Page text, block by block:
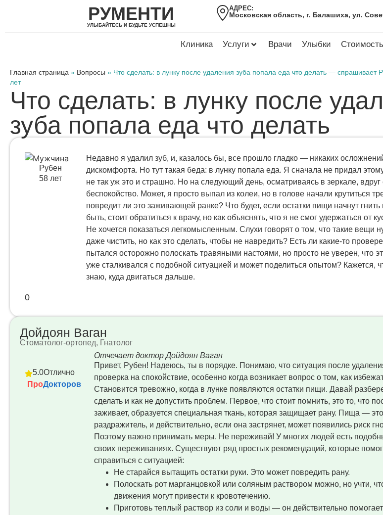
РУМЕНТИ
УЛЫБАЙТЕСЬ И БУДЬТЕ УСПЕШНЫ
АДРЕС:
Московская область, г. Балашиха, ул.
Клиника Услуги Врачи Улыбки Стоимость
Главная страница » Вопросы » Что сделать: в лунку после удаления зуба попала еда что делать — спрашивает
лет
Что сделать: в лунку после
зуба попала еда что делать
Рубен
58 лет
Недавно я удалил зуб, и, казалось бы, все прошло гладко — никаких
дискомфорта. Но тут такая беда: в лунку попала еда. Я сначала не придал
не так уж это и страшно. Но на следующий день, осматриваясь в зеркале, вдруг
беспокойство. Может, я просто выпал из колеи, но в голове начали крутиться
повредит ли это заживающей ранке? Что будет, если остатки пищи начнут
быть, стоит обратиться к врачу, но как объяснять, что я не смог удержаться от
Не хочется показаться легкомысленным. Слухи говорят о том, что такие вещи
даже чистить, но как это сделать, чтобы не навредить? Есть ли какие-то
пытался осторожно полоскать травяными настоями, но просто не уверен, что
уже сталкивался с подобной ситуацией и может поделиться опытом? Кажется,
знаю, куда двигаться дальше.
0
Дойдоян Ваган
Стоматолог-ортопед, Гнатолог
5.0Отлично
ПроДокторов
Отчечает доктор Дойдоян Ваган
Привет, Рубен! Надеюсь, ты в порядке. Понимаю, что ситуация после
проверка на спокойствие, особенно когда возникает вопрос о том, как
Становится тревожно, когда в лунке появляются остатки пищи. Давай
сделать и как не допустить проблем. Первое, что стоит помнить, это то, что
заживает, образуется специальная ткань, которая защищает рану. Пища —
раздражитель, и действительно, если она застрянет, может появились риск
Поэтому важно принимать меры. Не переживай! У многих людей есть
своих переживаниях. Существуют ряд простых рекомендаций, которые
справиться с ситуацией:
Не старайся вытащить остатки руки. Это может повредить рану.
Полоскать рот марганцовкой или соляным раствором можно, но учти,
движения могут привести к кровотечению.
Приготовь теплый раствор из соли и воды — он действительно